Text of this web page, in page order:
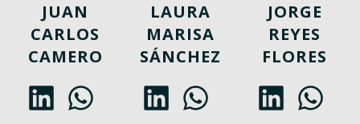
JUAN
CARLOS
CAMERO
LAURA
MARISA
SÁNCHEZ
JORGE
REYES
FLORES